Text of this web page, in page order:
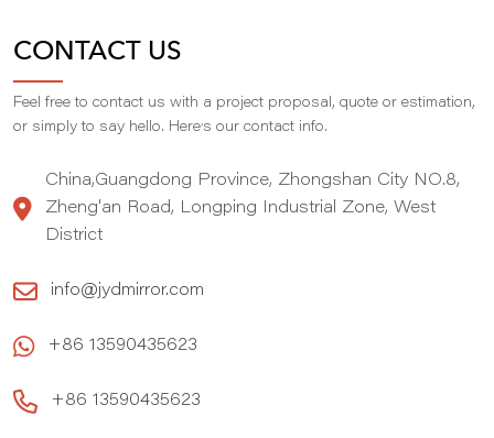
CONTACT US
Feel free to contact us with a project proposal, quote or estimation,
or simply to say hello. Here,s our contact info.
China,Guangdong Province, Zhongshan City NO.8,
Zheng'an Road, Longping Industrial Zone, West
District
info@jydmirror.com
+86 13590435623
+86 13590435623